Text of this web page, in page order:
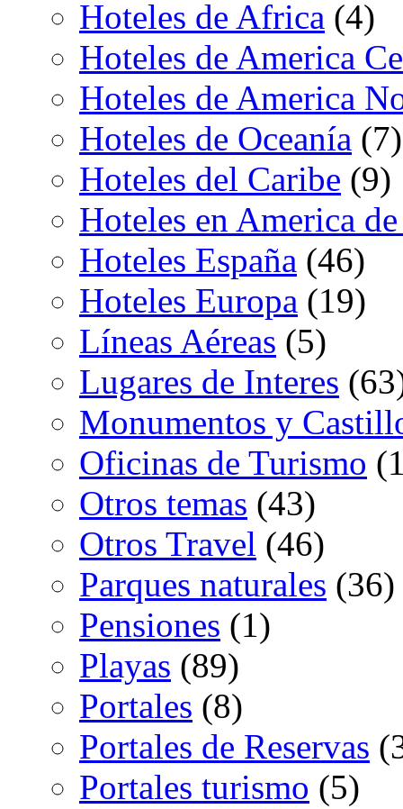
Hoteles de Africa (4)
Hoteles de America
Hoteles de America
Hoteles de Oceanía (7)
Hoteles del Caribe (9)
Hoteles en America
Hoteles España (46)
Hoteles Europa (19)
Líneas Aéreas (5)
Lugares de Interes
Monumentos y
Oficinas de Turismo
Otros temas (43)
Otros Travel (46)
Parques naturales (36)
Pensiones (1)
Playas (89)
Portales (8)
Portales de Reservas
Portales turismo (5)